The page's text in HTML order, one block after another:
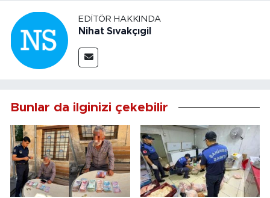
EDITÖR HAKKINDA
Nihat Sıvakçıgil
Bunlar da ilginizi çekebilir